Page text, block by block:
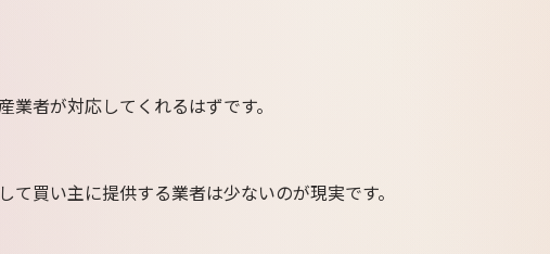
者が対応してくれるはずです。
て買い主に提供する業者は少ないのが現実です。